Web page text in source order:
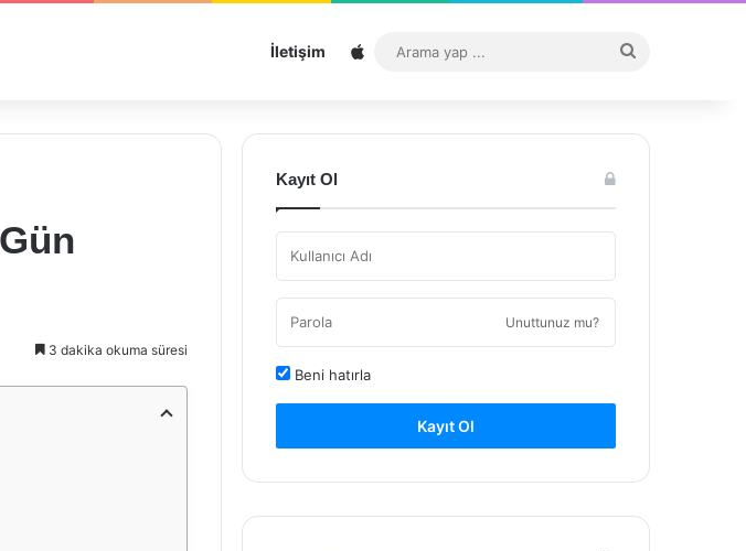
İletişim Sitemap
...
3 dakika okuma süresi
Kayıt Ol
Unuttunuz mu?
Beni hatırla
Kayıt Ol